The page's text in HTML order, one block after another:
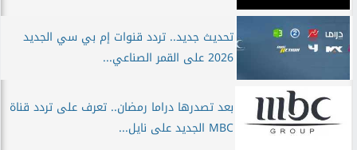
تحديث جديد.. تردد قنوات إم بي سي الجديد
2026 على القمر الصناعي...
بعد تصدرها دراما رمضان.. تعرف على تردد قناة
MBC الجديد على نايل...